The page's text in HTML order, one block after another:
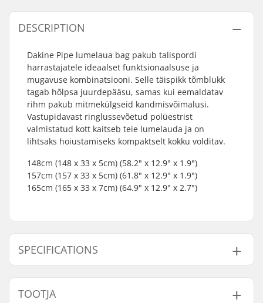
DESCRIPTION
Dakine Pipe lumelaua bag pakub talispordi
harrastajatele ideaalset funktsionaalsuse ja
mugavuse kombinatsiooni. Selle täispikk tõmblukk
tagab hõlpsa juurdepääsu, samas kui eemaldatav
rihm pakub mitmekülgseid kandmisvõimalusi.
Vastupidavast ringlussevõetud polüestrist
valmistatud kott kaitseb teie lumelauda ja on
lihtsaks hoiustamiseks kompaktselt kokku volditav.
148cm (148 x 33 x 5cm) (58.2" x 12.9" x 1.9")
157cm (157 x 33 x 5cm) (61.8" x 12.9" x 1.9")
165cm (165 x 33 x 7cm) (64.9" x 12.9" x 2.7")
SPECIFICATIONS
Height x Width x
Depth:
148 x 33 x 5 cm
TOOTJA